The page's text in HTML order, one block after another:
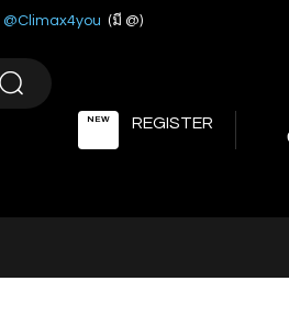
@Climax4you (มี @)
NEW REGISTER